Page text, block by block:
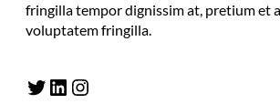
fringilla tempor dignissim at, pretium et
voluptatem fringilla.
Twitter LinkedIn Instagram